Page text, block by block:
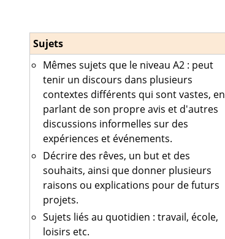
Sujets
Mêmes sujets que le niveau A2 : peut
tenir un discours dans plusieurs
contextes différents qui sont vastes, en
parlant de son propre avis et d'autres
discussions informelles sur des
expériences et événements.
Décrire des rêves, un but et des
souhaits, ainsi que donner plusieurs
raisons ou explications pour de futurs
projets.
Sujets liés au quotidien : travail, école,
loisirs etc.